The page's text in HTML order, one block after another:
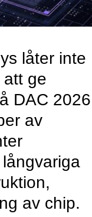
låter inte
att ge
DAC 2026
av
av chip.